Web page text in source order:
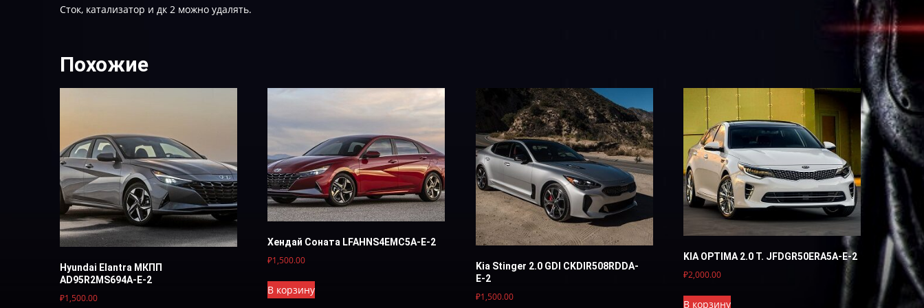
Сток, катализатор и дк 2 можно удалять.
Похожие
Hyundai Elantra МКПП
AD95R2MS694A-E-2
₽1,500.00
Хендай Соната LFAHNS4EMC5A-E-2
₽1,500.00
В корзину
Kia Stinger 2.0 GDI CKDIR508RDDA-
Е-2
₽1,500.00
KIA OPTIMA 2.0 Т. JFDGR50ERA5A-E-2
₽2,000.00
В корзину